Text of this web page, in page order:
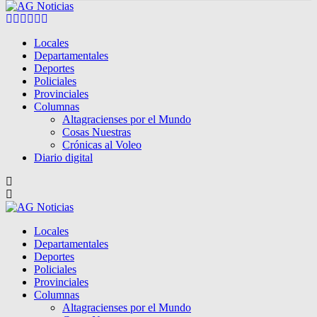
Facebook
Twitter
Instagram
Pinterest
Google
Locales
Departamentales
Deportes
Policiales
Provinciales
Columnas
Altagracienses por el Mundo
Cosas Nuestras
Crónicas al Voleo
Diario digital
Locales
Departamentales
Deportes
Policiales
Provinciales
Columnas
Altagracienses por el Mundo